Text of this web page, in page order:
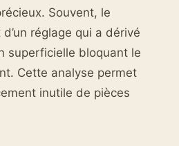
Souvent, le
réglage qui a dérivé
superficielle bloquant le
Cette analyse permet
inutile de pièces